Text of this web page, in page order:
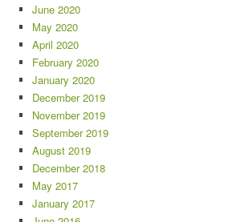
June 2020
May 2020
April 2020
February 2020
January 2020
December 2019
November 2019
September 2019
August 2019
December 2018
May 2017
January 2017